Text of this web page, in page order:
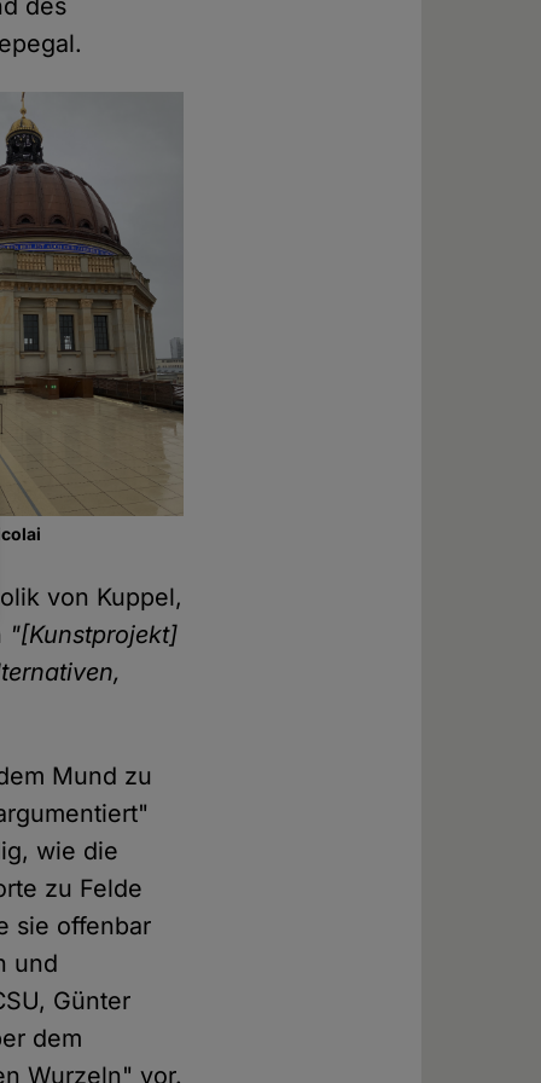
des
von Kuppel,
"[Kunstprojekt]
Mund zu
wie die
zu Felde
sie offenbar
und
Günter
dem
Wurzeln" vor.